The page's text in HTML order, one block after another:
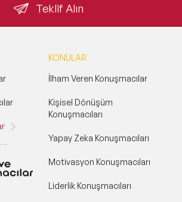
Teklif Alın
KONULAR
İlham Veren Konuşmacılar
Kişisel Dönüşüm
Konuşmacıları
Yapay Zeka Konuşmacıları
Motivasyon Konuşmacıları
Liderlik Konuşmacıları